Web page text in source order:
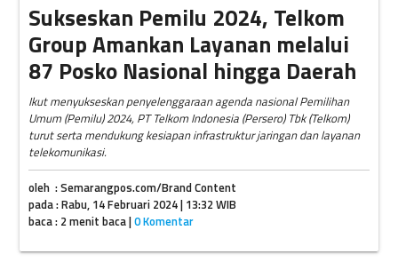
Sukseskan Pemilu 2024, Telkom
Group Amankan Layanan melalui
87 Posko Nasional hingga Daerah
Ikut menyukseskan penyelenggaraan agenda nasional Pemilihan
Umum (Pemilu) 2024, PT Telkom Indonesia (Persero) Tbk (Telkom)
turut serta mendukung kesiapan infrastruktur jaringan dan layanan
telekomunikasi.
oleh : Semarangpos.com/Brand Content
pada : Rabu, 14 Februari 2024 | 13:32 WIB
baca : 2 menit baca |0 Komentar